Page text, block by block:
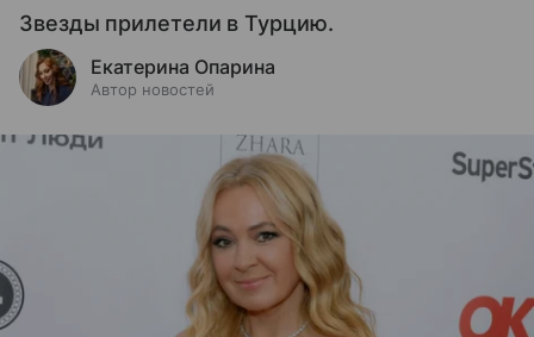
Звезды прилетели в Турцию.
Екатерина Опарина
Автор новостей